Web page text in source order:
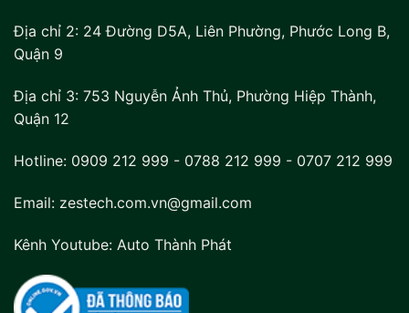
Địa chỉ 2: 24 Đường D5A, Liên Phường, Phước Long B,
Quận 9
Địa chỉ 3: 753 Nguyễn Ảnh Thủ, Phường Hiệp Thành,
Quận 12
Hotline: 0909 212 999 - 0788 212 999 - 0707 212 999
Email: zestech.com.vn@gmail.com
Kênh Youtube: Auto Thành Phát